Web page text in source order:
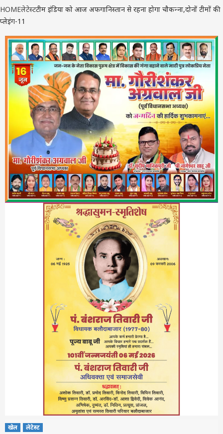
HOMEलेटेस्टटीम इंडिया को आज अफगानिस्‍तान से रहना होगा चौकन्‍ना,दोनों टीमों की
प्लेइंग-11
खेल लेटेस्ट